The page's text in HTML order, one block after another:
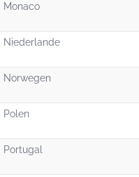
Monaco
Niederlande
Norwegen
Polen
Portugal